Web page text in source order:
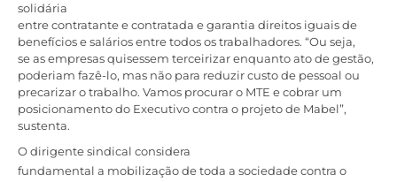
solidária
entre contratante e contratada e garantia direitos iguais de
benefícios e salários entre todos os trabalhadores. “Ou seja,
se as empresas quisessem terceirizar enquanto ato de gestão,
poderiam fazê-lo, mas não para reduzir custo de pessoal ou
precarizar o trabalho. Vamos procurar o MTE e cobrar um
posicionamento do Executivo contra o projeto de Mabel”,
sustenta.
O dirigente sindical considera
fundamental a mobilização de toda a sociedade contra o